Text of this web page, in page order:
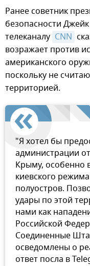
Ранее советник
безопасности
телеканалу CNN
возражает против
американского
поскольку не
территорией.
"Я хотел бы
администрации
Крыму, особенно
киевского
полуостров.
удары по этой
нами как
Российской
Соединенные
осведомлены о
ответ посла в